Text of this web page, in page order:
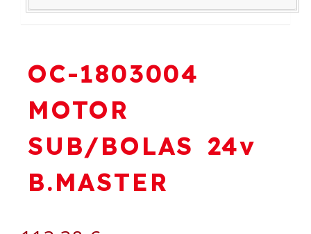
OC-1803004
MOTOR
SUB/BOLAS 24v
B.MASTER